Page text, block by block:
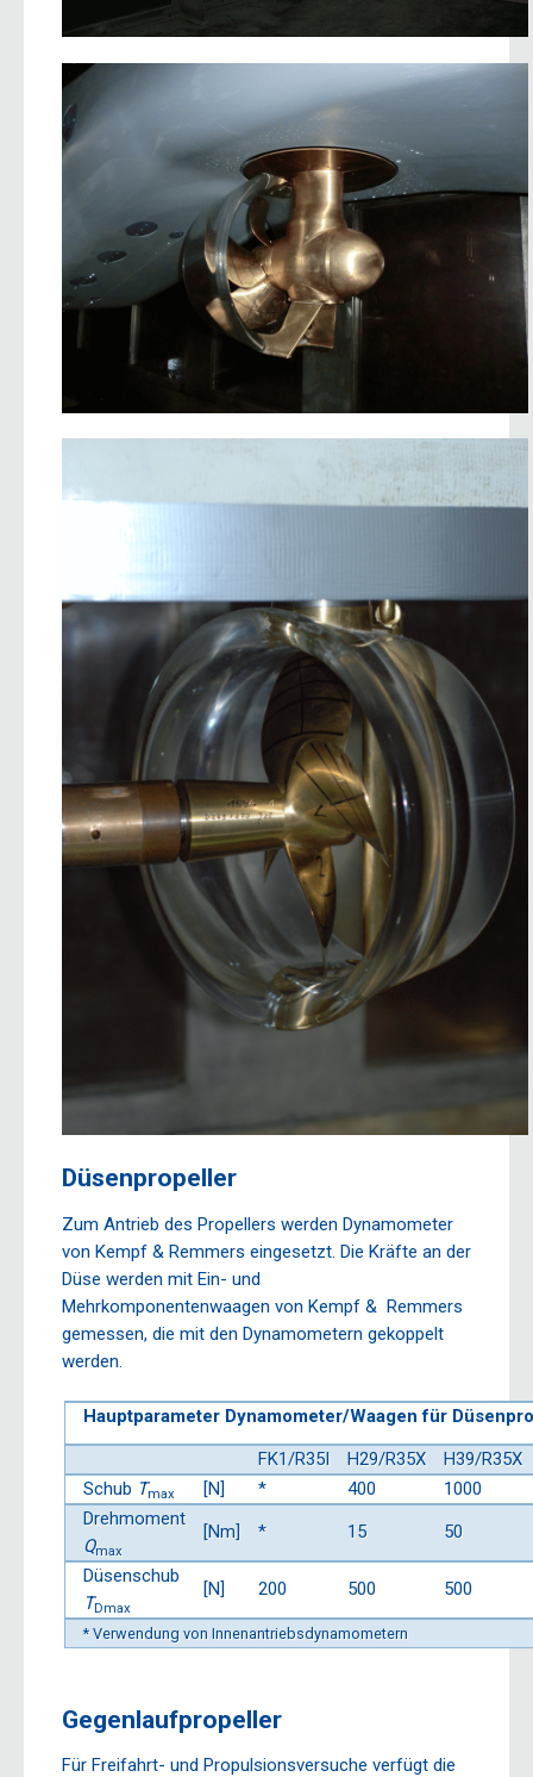
Düsenpropeller
Zum Antrieb des Propellers werden Dynamometer
von Kempf & Remmers eingesetzt. Die Kräfte an der
Düse werden mit Ein- und
Mehrkomponentenwaagen von Kempf & Remmers
gemessen, die mit den Dynamometern gekoppelt
werden.
Hauptparameter Dynamometer/Waagen für
FK1/R35I
H29/R35X
H39/R35X
Schub Tmax [N] * 400
1000
Drehmoment
Qmax
[Nm] * 15 50
Düsenschub
TDmax
[N] 200 500 500
* Verwendung von Innenantriebsdynamometern
Gegenlaufpropeller
Für Freifahrt- und Propulsionsversuche verfügt die